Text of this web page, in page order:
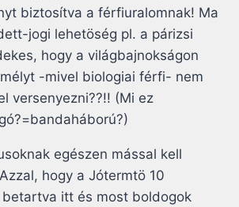
biztosítva a férfiuralomnak! Ma
jogi lehetöség pl. a párizsi
hogy a világbajnokságon
-mivel biologiai férfi- nem
versenyezni??!! (Mi ez
egészen mással kell
hogy a Jótermtö 10
itt és most boldogok